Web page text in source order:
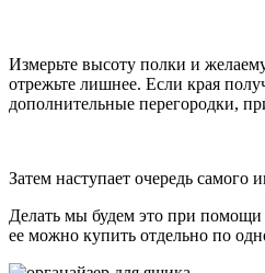
Измерьте высоту полки и
отрежьте лишнее. Если края
дополнительные перегородки,
Затем наступает очередь
Делать мы будем это при помощи
ее можно купить отдельно по